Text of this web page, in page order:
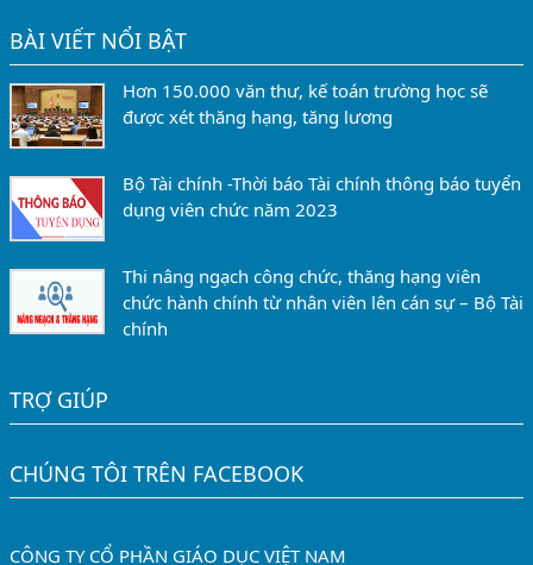
BÀI VIẾT NỔI BẬT
Hơn 150.000 văn thư, kế toán trường học sẽ
được xét thăng hạng, tăng lương
Bộ Tài chính -Thời báo Tài chính thông báo tuyển
dụng viên chức năm 2023
Thi nâng ngạch công chức, thăng hạng viên
chức hành chính từ nhân viên lên cán sự – Bộ Tài
chính
TRỢ GIÚP
CHÚNG TÔI TRÊN FACEBOOK
CÔNG TY CỔ PHẦN GIÁO DỤC VIỆT NAM